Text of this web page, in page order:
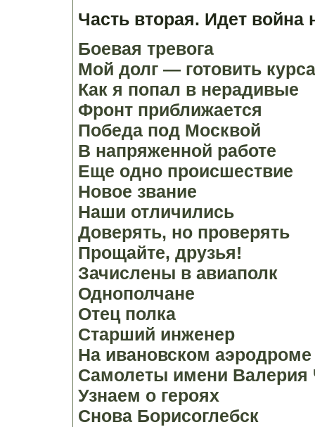
Часть вторая. Идет война
Боевая тревога
Мой долг — готовить
Как я попал в нерадивые
Фронт приближается
Победа под Москвой
В напряженной работе
Еще одно происшествие
Новое звание
Наши отличились
Доверять, но проверять
Прощайте, друзья!
Зачислены в авиаполк
Однополчане
Отец полка
Старший инженер
На ивановском аэродроме
Самолеты имени Валерия
Узнаем о героях
Снова Борисоглебск